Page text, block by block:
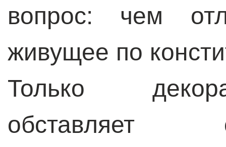
вопрос: чем
живущее по
Только
обставляет